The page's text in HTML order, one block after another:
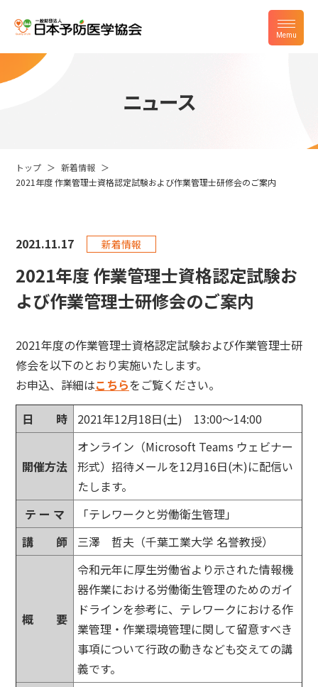
ニュース
トップ
新着情報
2021年度 作業管理士資格認定試験および作業管理士研修会のご案内
2021.11.17 新着情報
2021年度 作業管理士資格認定試験お
よび作業管理士研修会のご案内
2021年度の作業管理士資格認定試験および作業管理士研
修会を以下のとおり実施いたします。
お申込、詳細はこちらをご覧ください。
日 時
2021年12月18日(土) 13:00～14:00
開催方法
オンライン（Microsoft Teams ウェビナー
形式）招待メールを12月16日(木)に配信い
たします。
テ ー マ
「テレワークと労働衛生管理」
講 師
三澤 哲夫（千葉工業大学 名誉教授）
概 要
令和元年に厚生労働省より示された情報機
器作業における労働衛生管理のためのガイ
ドラインを参考に、テレワークにおける作
業管理・作業環境管理に関して留意すべき
事項について行政の動きなども交えての講
義です。